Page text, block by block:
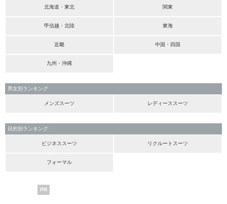
北海道・東北 関東
甲信越・北陸 東海
近畿 中国・四国
九州・沖縄
男女別ランキング
メンズスーツ レディーススーツ
目的別ランキング
ビジネススーツ リクルートスーツ
フォーマル
PR